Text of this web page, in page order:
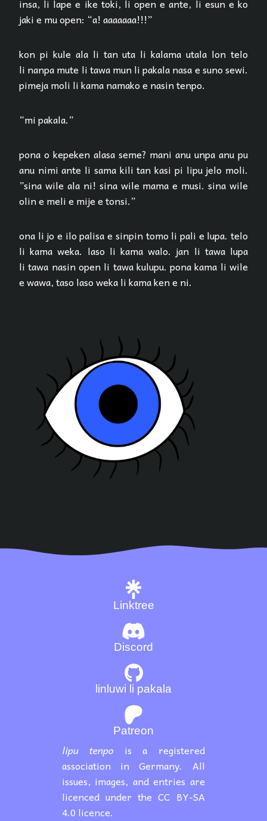
insa, li lape e ike toki, li open e ante, li esun e ko
jaki e mu open: “a! aaaaaaa!!!”
kon pi kule ala li tan uta li kalama utala lon telo
li nanpa mute li tawa mun li pakala nasa e suno sewi.
pimeja moli li kama namako e nasin tenpo.
“mi pakala.”
pona o kepeken alasa seme? mani anu unpa anu pu
anu nimi ante li sama kili tan kasi pi lipu jelo moli.
”sina wile ala ni! sina wile mama e musi. sina wile
olin e meli e mije e tonsi.”
ona li jo e ilo palisa e sinpin tomo li pali e lupa. telo
li kama weka. laso li kama walo. jan li tawa lupa
li tawa nasin open li tawa kulupu. pona kama li wile
e wawa, taso laso weka li kama ken e ni.
Discord
Linktree
Patreon
linluwi li pakala
lipu tenpo is a registered
association in Germany. All
issues, images, and entries are
licenced under the CC BY-SA
4.0 licence.